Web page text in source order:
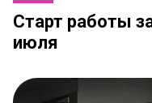
Старт работы
июля